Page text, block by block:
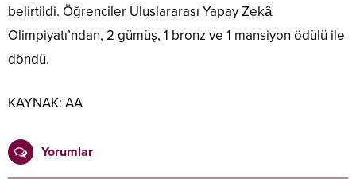
belirtildi. Öğrenciler Uluslararası Yapay Zekâ
Olimpiyatı’ndan, 2 gümüş, 1 bronz ve 1 mansiyon ödülü ile
döndü.
KAYNAK: AA
Yorumlar